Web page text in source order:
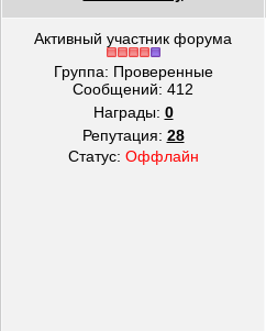
Активный участник форума
Группа: Проверенные
Сообщений: 412
Награды: 0
Репутация: 28
Статус: Оффлайн